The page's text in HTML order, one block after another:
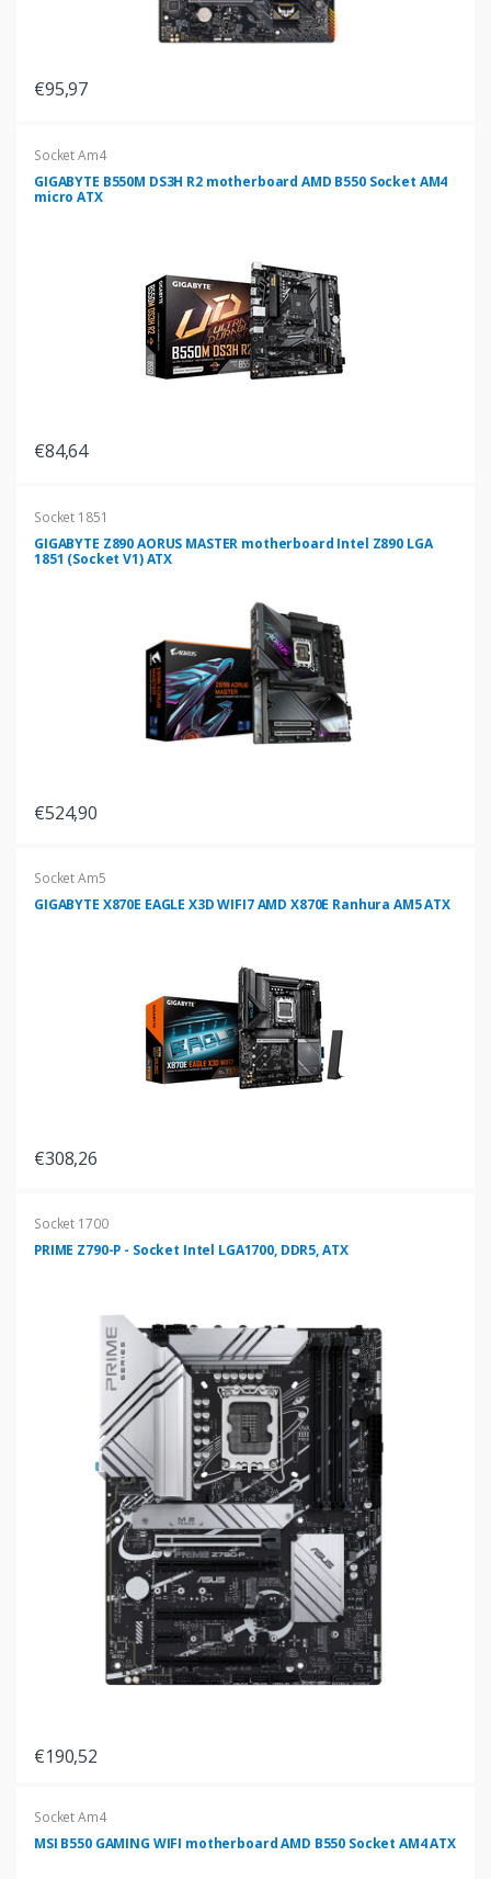
€95,97
Socket Am4
GIGABYTE B550M DS3H R2 motherboard AMD B550 Socket AM4
micro ATX
€84,64
Socket 1851
GIGABYTE Z890 AORUS MASTER motherboard Intel Z890 LGA
1851 (Socket V1) ATX
€524,90
Socket Am5
GIGABYTE X870E EAGLE X3D WIFI7 AMD X870E Ranhura AM5 ATX
€308,26
Socket 1700
PRIME Z790-P - Socket Intel LGA1700, DDR5, ATX
€190,52
Socket Am4
MSI B550 GAMING WIFI motherboard AMD B550 Socket AM4 ATX